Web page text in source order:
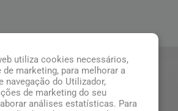
Top
utiliza cookies necessários,
marketing, para melhorar a
navegação do Utilizador,
de marketing do seu
análises estatísticas. Para